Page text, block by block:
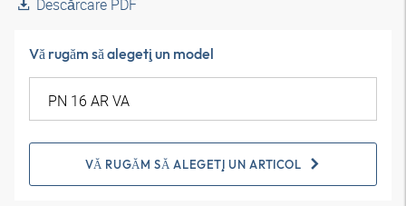
Descărcare PDF
Vă rugăm să alegeţi un model
VĂ RUGĂM SĂ ALEGEŢI UN ARTICOL